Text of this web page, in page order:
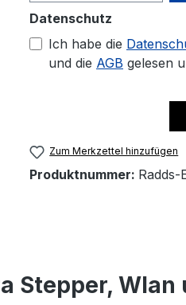
Datenschutz
Ich habe die
und die AGB gelesen
Zum Merkzettel hinzufügen
Produktnummer: Radds-
Stepper, Wlan